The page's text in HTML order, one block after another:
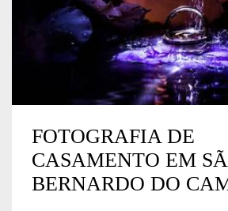
FOTOGRAFIA DE
CASAMENTO EM
BERNARDO DO